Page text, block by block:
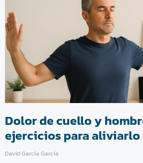
Dolor de cuello y
ejercicios para aliviarlo
David García García